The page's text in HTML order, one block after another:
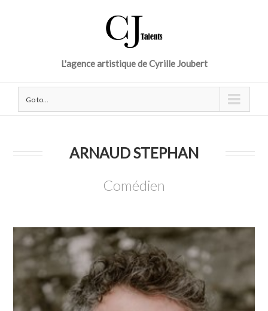
L'agence artistique de Cyrille Joubert
Go to...
ARNAUD STEPHAN
Comédien